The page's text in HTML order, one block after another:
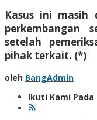
Kasus ini masih
perkembangan
setelah
pihak terkait. (*)
oleh BangAdmin
Ikuti Kami Pada